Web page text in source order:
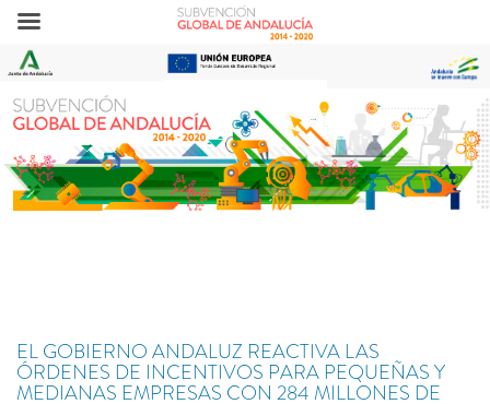
EL GOBIERNO ANDALUZ REACTIVA LAS
ÓRDENES DE INCENTIVOS PARA PEQUEÑAS Y
MEDIANAS EMPRESAS CON 284 MILLONES DE